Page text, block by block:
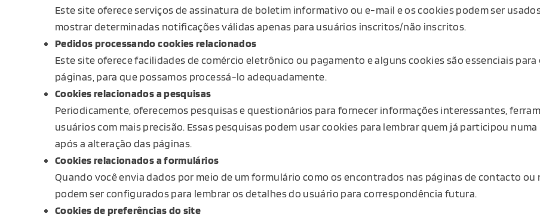
Este site oferece serviços de assinatura de boletim informativo ou e-mail e os cookies podem ser
mostrar determinadas notificações válidas apenas para usuários inscritos/não inscritos.
Pedidos processando cookies relacionados
Este site oferece facilidades de comércio eletrônico ou pagamento e alguns cookies são essenciais
páginas, para que possamos processá-lo adequadamente.
Cookies relacionados a pesquisas
Periodicamente, oferecemos pesquisas e questionários para fornecer informações interessantes,
usuários com mais precisão. Essas pesquisas podem usar cookies para lembrar quem já participou
após a alteração das páginas.
Cookies relacionados a formulários
Quando você envia dados por meio de um formulário como os encontrados nas páginas de contacto
podem ser configurados para lembrar os detalhes do usuário para correspondência futura.
Cookies de preferências do site